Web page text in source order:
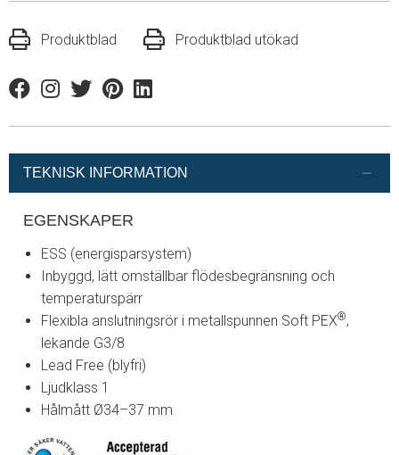
Produktblad Produktblad utökad
FacebookInstagram
TwitterPinterestLinkedin
TEKNISK INFORMATION
EGENSKAPER
ESS (energisparsystem)
Inbyggd, lätt omställbar flödesbegränsning och
temperaturspärr
Flexibla anslutningsrör i metallspunnen Soft PEX®,
lekande G3/8
Lead Free (blyfri)
Ljudklass 1
Hålmått Ø34–37 mm